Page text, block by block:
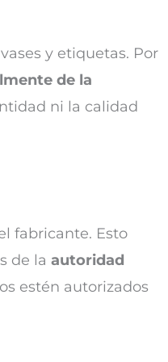
y etiquetas. Por
de la
ni la calidad
fabricante. Esto
de la autoridad
estén autorizados